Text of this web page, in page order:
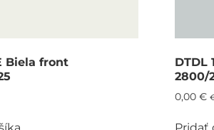
Biela front
DTDL
2800/
0,00 €